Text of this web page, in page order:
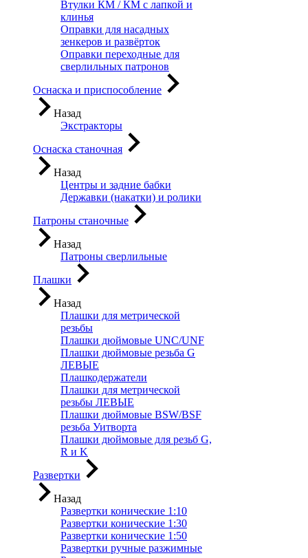
Втулки КМ / КМ с лапкой и
клинья
Оправки для насадных
зенкеров и развёрток
Оправки переходные для
сверлильных патронов
Оснаска и приспособление
Назад
Экстракторы
Оснаска станочная
Назад
Центры и задние бабки
Державки (накатки) и ролики
Патроны станочные
Назад
Патроны сверлильные
Плашки
Назад
Плашки для метрической
резьбы
Плашки дюймовые UNC/UNF
Плашки дюймовые резьба G
ЛЕВЫЕ
Плашкодержатели
Плашки для метрической
резьбы ЛЕВЫЕ
Плашки дюймовые BSW/BSF
резьба Уитворта
Плашки дюймовые для резьб G,
R и K
Развертки
Назад
Развертки конические 1:10
Развертки конические 1:30
Развертки конические 1:50
Развертки ручные разжимные